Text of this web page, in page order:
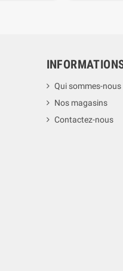
Qui sommes-nous
Nos magasins
Contactez-nous